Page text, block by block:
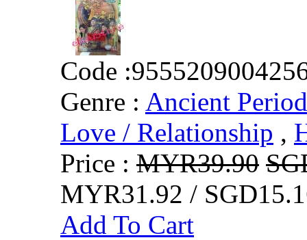
Code :
Genre : Ancient Period
Love / Relationship ,
Price : MYR39.90
MYR31.92 /
Add To Cart